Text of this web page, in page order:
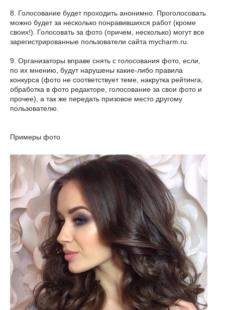
8. Голосование будет проходить анонимно. Проголосовать
можно будет за несколько понравившихся работ (кроме
своих!). Голосовать за фото (причем, несколько) могут все
зарегистрированные пользователи сайта mycharm.ru.
9. Организаторы вправе снять с голосования фото, если,
по их мнению, будут нарушены какие-либо правила
конкурса (фото не соответствует теме, накрутка рейтинга,
обработка в фото редакторе, голосование за свои фото и
прочее), а так же передать призовое место другому
пользователю.
Примеры фото.